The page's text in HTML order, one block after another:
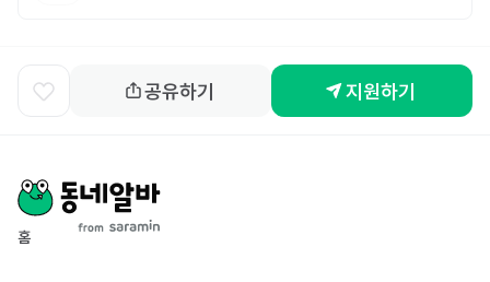
공유하기 지원하기
홈